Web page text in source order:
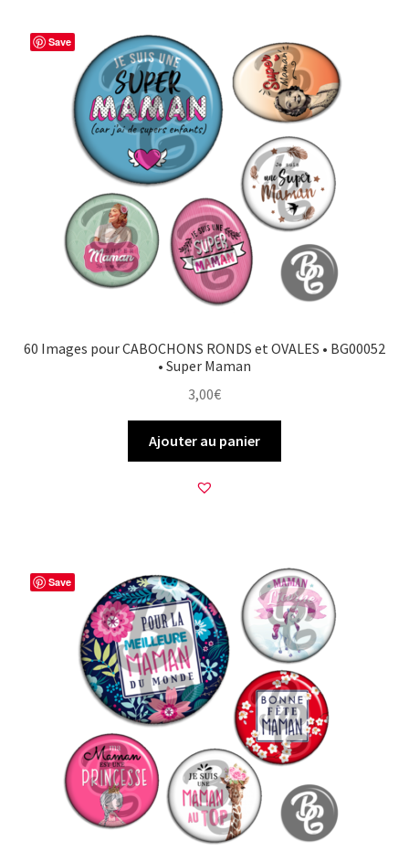
Save
60 Images pour CABOCHONS RONDS et OVALES • BG00052
• Super Maman
3,00€
Ajouter au panier
Save